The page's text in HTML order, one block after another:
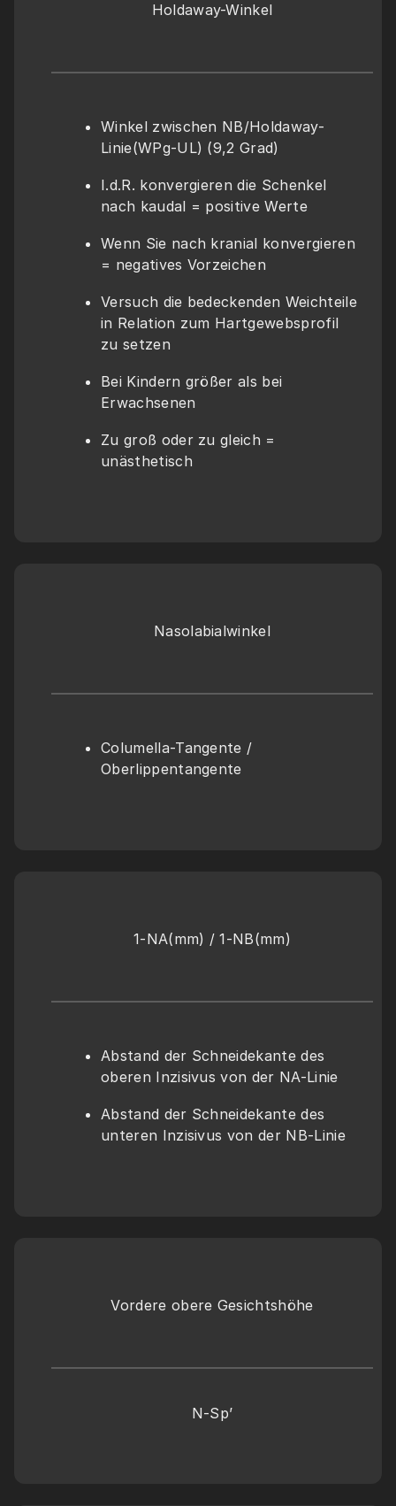
Holdaway-Winkel
Winkel zwischen NB/Holdaway-
Linie(WPg-UL) (9,2 Grad)
I.d.R. konvergieren die Schenkel
nach kaudal = positive Werte
Wenn Sie nach kranial konvergieren
= negatives Vorzeichen
Versuch die bedeckenden Weichteile
in Relation zum Hartgewebsprofil
zu setzen
Bei Kindern größer als bei
Erwachsenen
Zu groß oder zu gleich =
unästhetisch
Nasolabialwinkel
Columella-Tangente /
Oberlippentangente
1-NA(mm) / 1-NB(mm)
Abstand der Schneidekante des
oberen Inzisivus von der NA-Linie
Abstand der Schneidekante des
unteren Inzisivus von der NB-Linie
Vordere obere Gesichtshöhe
N-Sp’